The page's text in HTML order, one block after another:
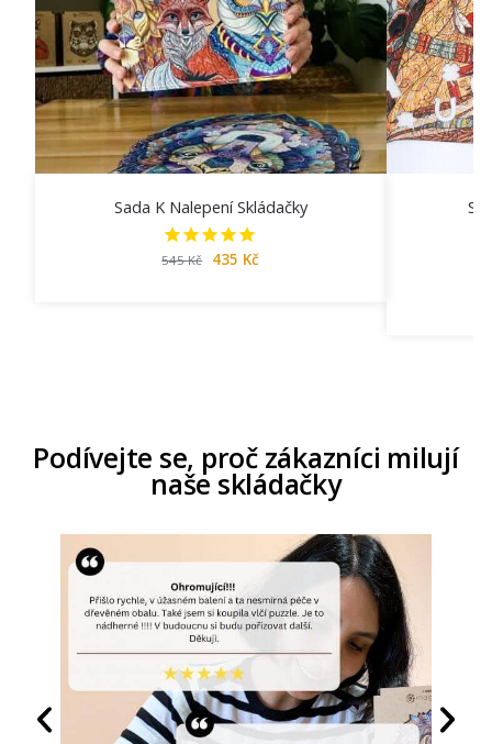
Sada K Nalepení Skládačky
545Kč 435 Kč
Podívejte se, proč zákazníci milují
naše skládačky